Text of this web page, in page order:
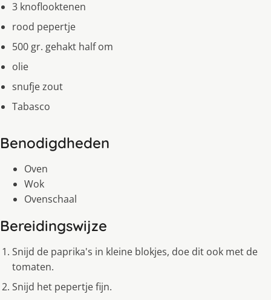
3 knoflooktenen
rood pepertje
500 gr. gehakt half om
olie
snufje zout
Tabasco
Benodigdheden
Oven
Wok
Ovenschaal
Bereidingswijze
Snijd de paprika's in kleine blokjes, doe dit ook met de
tomaten.
Snijd het pepertje fijn.